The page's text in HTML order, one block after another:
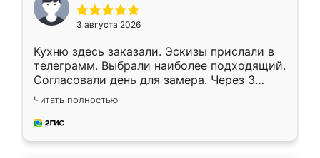
3 августа 2026
Кухню здесь заказали. Эскизы прислали в
телеграмм. Выбрали наиболее подходящий.
Согласовали день для замера. Через 3
недели кухня была уже готова. Остались
довольны работой. Спасибо Ренессанс
мебель за качественную работу!
Читать полностью